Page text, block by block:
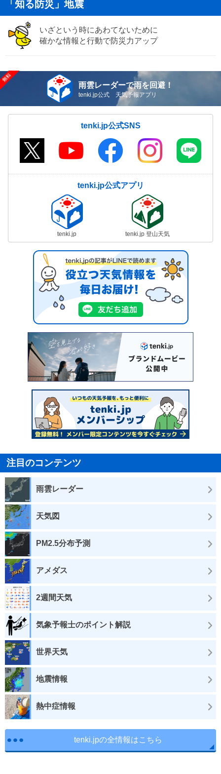
「知る防災」地震
いざという時にあわてないために
確かな情報と行動で防災力アップ
雨雲レーダーで雨を回避！
tenki.jp公式 天気予報アプリ
tenki.jp公式SNS
tenki.jp公式アプリ
tenki.jp tenki.jp 登山天気
注目のコンテンツ
雨雲レーダー
天気図
PM2.5分布予測
アメダス
2週間天気
気象予報士のポイント解説
世界天気
地震情報
熱中症情報
tenki.jpの全情報はこちら